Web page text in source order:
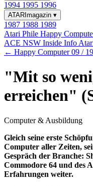
1994 1995 1996
ATARImagazin ▾
1987 1988 1989
Atari Phile Happy
ACE NSW Inside Info
← Happy Computer 09 /
"Mit so
erreichen"
Computer & Ausbildung
Gleich seine erste
Computer aller Zeiten,
Gespräch der Branche:
Commodore 64 und des
Erfahrungen weiter.